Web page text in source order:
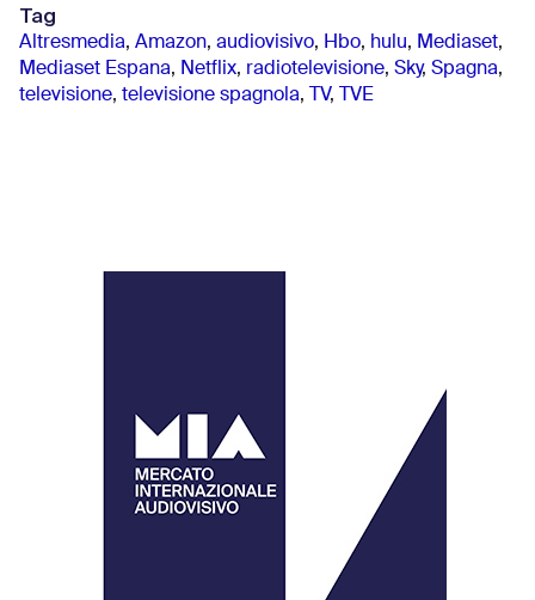
Tag
Altresmedia, Amazon, audiovisivo, Hbo, hulu, Mediaset,
Mediaset Espana, Netflix, radiotelevisione, Sky, Spagna,
televisione, televisione spagnola, TV, TVE